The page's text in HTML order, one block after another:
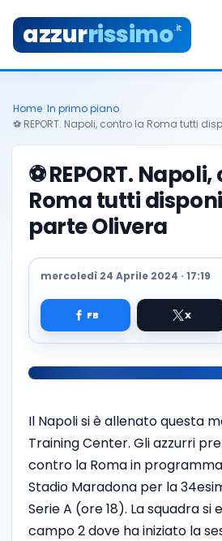
azzurrissimo.it
Home In primo piano
⚽ REPORT. Napoli, contro la Roma tutti
⚽REPORT.
Roma tutti
parte Olivera
mercoledì 24 Aprile 2024 · 17:19
Il Napoli si è allenato questa
Training Center. Gli azzurri
contro la Roma in
Stadio Maradona per la
Serie A (ore 18). La squadra si
campo 2 dove ha iniziato la